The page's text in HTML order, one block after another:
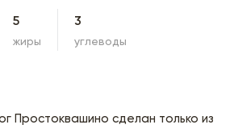
5
жиры
3
углеводы
Простоквашино сделан только из